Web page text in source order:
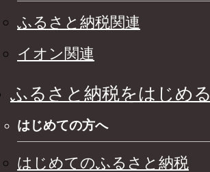
ふるさと納税関連
イオン関連
ふるさと納税をはじめる
はじめての方へ
はじめてのふるさと納税